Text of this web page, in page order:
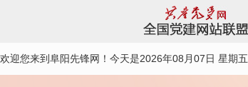
欢迎您来到阜阳先锋网！ 今天是2026年08月07日 星期五